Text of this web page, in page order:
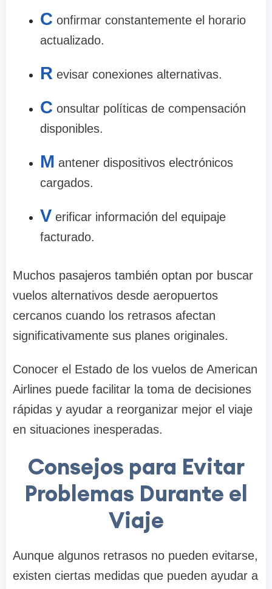
C onfirmar constantemente el horario
actualizado.
R evisar conexiones alternativas.
C onsultar políticas de compensación
disponibles.
M antener dispositivos electrónicos
cargados.
V erificar información del equipaje
facturado.
Muchos pasajeros también optan por buscar
vuelos alternativos desde aeropuertos
cercanos cuando los retrasos afectan
significativamente sus planes originales.
Conocer el Estado de los vuelos de American
Airlines puede facilitar la toma de decisiones
rápidas y ayudar a reorganizar mejor el viaje
en situaciones inesperadas.
Consejos para Evitar
Problemas Durante el
Viaje
Aunque algunos retrasos no pueden evitarse,
existen ciertas medidas que pueden ayudar a